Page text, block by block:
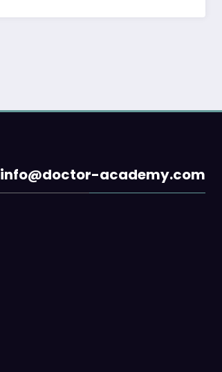
info@doctor-academy.com